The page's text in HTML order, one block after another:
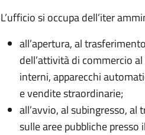
L’ufficio si occupa dell’iter
all’apertura, al
dell’attività di commercio
interni, apparecchi
e vendite straordinarie;
all’avvio, al subingresso,
sulle aree pubbliche